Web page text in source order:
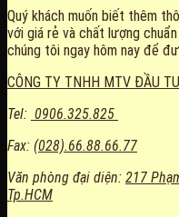
Quý khách muốn biết thêm
với giá rẻ và chất lượng
chúng tôi ngay hôm nay để
CÔNG TY TNHH MTV ĐẦU
Tel: 0906.325.825
Fax: (028).66.88.66.77
Văn phòng đại diện: 217
Tp.HCM